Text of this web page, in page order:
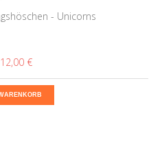
- Unicorns
12,00 €